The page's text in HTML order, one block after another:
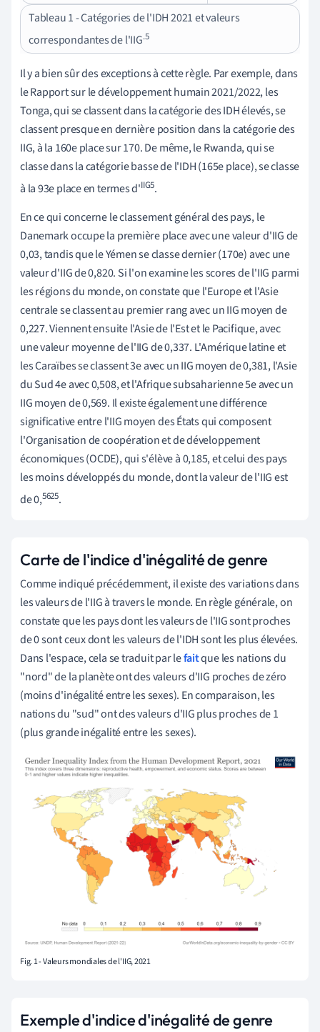
Tableau 1 - Catégories de l'IDH 2021 et valeurs
correspondantes de l'IIG.5
Il y a bien sûr des exceptions à cette règle. Par exemple, dans
le Rapport sur le développement humain 2021/2022, les
Tonga, qui se classent dans la catégorie des IDH élevés, se
classent presque en dernière position dans la catégorie des
IIG, à la 160e place sur 170. De même, le Rwanda, qui se
classe dans la catégorie basse de l'IDH (165e place), se classe
à la 93e place en termes d'IIG5.
En ce qui concerne le classement général des pays, le
Danemark occupe la première place avec une valeur d'IIG de
0,03, tandis que le Yémen se classe dernier (170e) avec une
valeur d'IIG de 0,820. Si l'on examine les scores de l'IIG parmi
les régions du monde, on constate que l'Europe et l'Asie
centrale se classent au premier rang avec un IIG moyen de
0,227. Viennent ensuite l'Asie de l'Est et le Pacifique, avec
une valeur moyenne de l'IIG de 0,337. L'Amérique latine et
les Caraïbes se classent 3e avec un IIG moyen de 0,381, l'Asie
du Sud 4e avec 0,508, et l'Afrique subsaharienne 5e avec un
IIG moyen de 0,569. Il existe également une différence
significative entre l'IIG moyen des États qui composent
l'Organisation de coopération et de développement
économiques (OCDE), qui s'élève à 0,185, et celui des pays
les moins développés du monde, dont la valeur de l'IIG est
de 0,5625.
Carte de l'indice d'inégalité de genre
Comme indiqué précédemment, il existe des variations dans
les valeurs de l'IIG à travers le monde. En règle générale, on
constate que les pays dont les valeurs de l'IIG sont proches
de 0 sont ceux dont les valeurs de l'IDH sont les plus élevées.
Dans l'espace, cela se traduit par lefaitque les nations du
"nord" de la planète ont des valeurs d'IIG proches de zéro
(moins d'inégalité entre les sexes). En comparaison, les
nations du "sud" ont des valeurs d'IIG plus proches de 1
(plus grande inégalité entre les sexes).
Fig. 1 - Valeurs mondiales de l'IIG, 2021
Exemple d'indice d'inégalité de genre